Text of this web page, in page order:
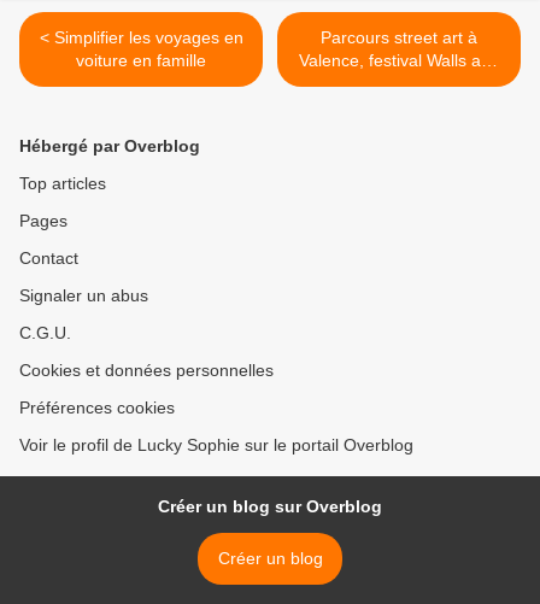
< Simplifier les voyages en
voiture en famille
Parcours street art à
Valence, festival Walls and
Love >
Hébergé par Overblog
Top articles
Pages
Contact
Signaler un abus
C.G.U.
Cookies et données personnelles
Préférences cookies
Voir le profil de Lucky Sophie sur le portail Overblog
Créer un blog sur Overblog
Créer un blog